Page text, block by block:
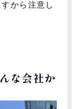
から注意し
な会社か